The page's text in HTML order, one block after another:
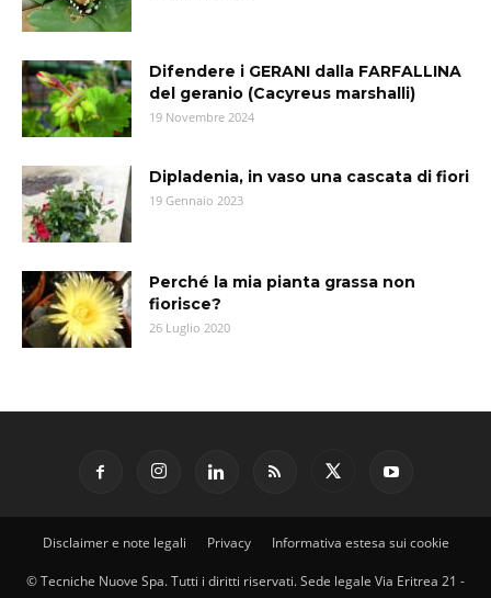
Difendere i GERANI dalla FARFALLINA
del geranio (Cacyreus marshalli)
19 Novembre 2024
Dipladenia, in vaso una cascata di fiori
19 Gennaio 2023
Perché la mia pianta grassa non
fiorisce?
26 Luglio 2020
Disclaimer e note legali Privacy Informativa estesa sui cookie
© Tecniche Nuove Spa. Tutti i diritti riservati. Sede legale Via Eritrea 21 -